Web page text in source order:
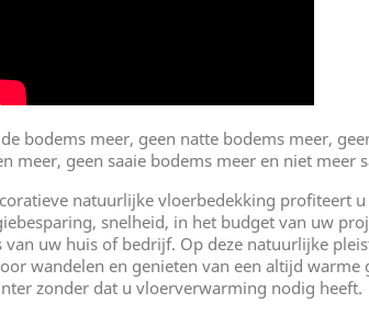
bodems meer, geen natte bodems meer,
meer, geen saaie bodems meer en niet meer
natuurlijke vloerbedekking profiteert u
snelheid, in het budget van uw
van uw huis of bedrijf. Op deze natuurlijke
wandelen en genieten van een altijd warme
zonder dat u vloerverwarming nodig heeft.